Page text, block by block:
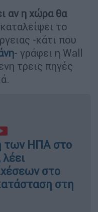
αν η χώρα θα
το
-κάτι που
- γράφει η Wall
τρεις πηγές
των ΗΠΑ στο
στο
στη